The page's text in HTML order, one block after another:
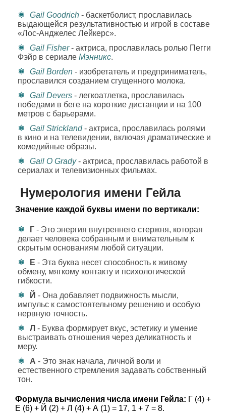
Gail Goodrich - баскетболист, прославилась
выдающейся результативностью и игрой в составе
«Лос-Анджелес Лейкерс».
Gail Fisher- актриса, прославилась ролью Пегги
Фэйр в сериале Мэнникс.
Gail Borden - изобретатель и предприниматель,
прославился созданием сгущенного молока.
Gail Devers - легкоатлетка, прославилась
победами в беге на короткие дистанции и на 100
метров с барьерами.
Gail Strickland- актриса, прославилась ролями
в кино и на телевидении, включая драматические и
комедийные образы.
Gail O Grady- актриса, прославилась работой в
сериалах и телевизионных фильмах.
Нумерология имени Гейла
Значение каждой буквы имени по вертикали:
Г - Это энергия внутреннего стержня, которая
делает человека собранным и внимательным к
скрытым основаниям любой ситуации.
Е - Эта буква несет способность к живому
обмену, мягкому контакту и психологической
гибкости.
Й - Она добавляет подвижность мысли,
импульс к самостоятельному решению и особую
нервную точность.
Л - Буква формирует вкус, эстетику и умение
выстраивать отношения через деликатность и
меру.
А - Это знак начала, личной воли и
естественного стремления задавать собственный
тон.
Формула вычисления числа имени Гейла: Г (4) +
Е (6) + Й (2) + Л (4) + А (1) = 17, 1 + 7 = 8.